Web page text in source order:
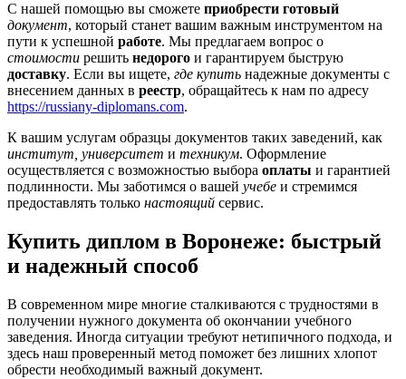
С нашей помощью вы сможете приобрести готовый
документ, который станет вашим важным инструментом на
пути к успешной работе. Мы предлагаем вопрос о
стоимости решить недорого и гарантируем быструю
доставку. Если вы ищете, где купить надежные документы с
внесением данных в реестр, обращайтесь к нам по адресу
https://russiany-diplomans.com.
К вашим услугам образцы документов таких заведений, как
институт, университет и техникум. Оформление
осуществляется с возможностью выбора оплаты и гарантией
подлинности. Мы заботимся о вашей учебе и стремимся
предоставлять только настоящий сервис.
Купить диплом в Воронеже: быстрый
и надежный способ
В современном мире многие сталкиваются с трудностями в
получении нужного документа об окончании учебного
заведения. Иногда ситуации требуют нетипичного подхода, и
здесь наш проверенный метод поможет без лишних хлопот
обрести необходимый важный документ.